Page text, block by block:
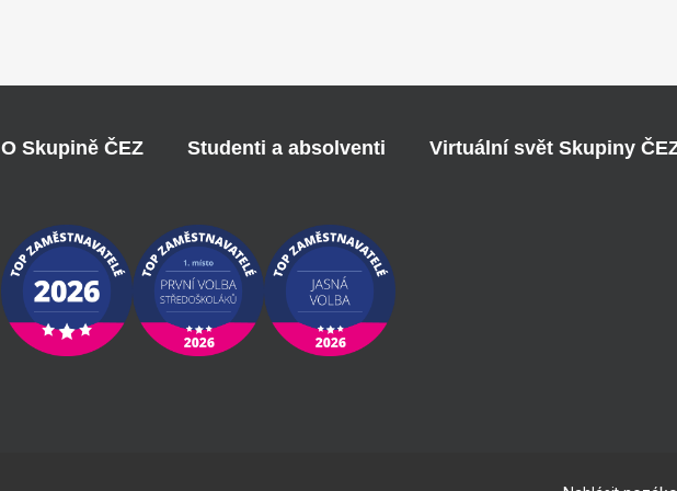
O Skupině ČEZ Studenti a absolventi Virtuální svět Skupiny